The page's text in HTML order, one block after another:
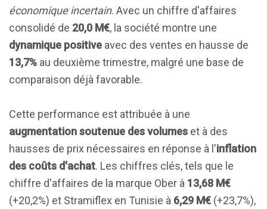
économique incertain. Avec un chiffre d'affaires
consolidé de 20,0 M€, la société montre une
dynamique positive avec des ventes en hausse de
13,7% au deuxième trimestre, malgré une base de
comparaison déjà favorable.
Cette performance est attribuée à une
augmentation soutenue des volumes et à des
hausses de prix nécessaires en réponse à l'inflation
des coûts d'achat. Les chiffres clés, tels que le
chiffre d'affaires de la marque Ober à 13,68 M€
(+20,2%) et Stramiflex en Tunisie à 6,29 M€ (+23,7%),